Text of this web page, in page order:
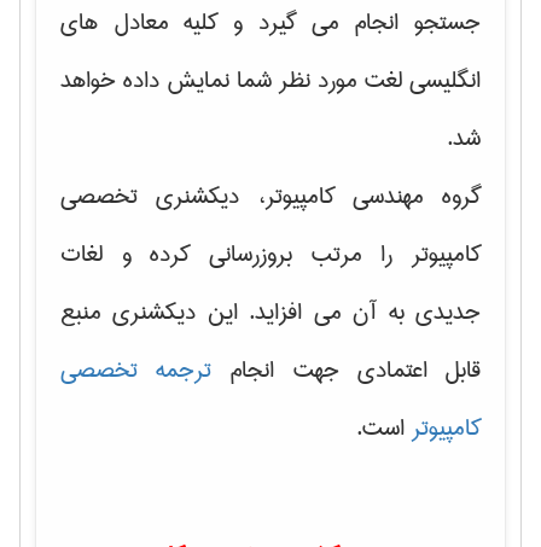
جستجو انجام می گیرد و کلیه معادل های
انگلیسی لغت مورد نظر شما نمایش داده خواهد
شد.
گروه مهندسی کامپیوتر، دیکشنری تخصصی
کامپیوتر را مرتب بروزرسانی کرده و لغات
جدیدی به آن می افزاید. این دیکشنری منبع
قابل اعتمادی جهت انجام ترجمه تخصصی
کامپیوتراست.